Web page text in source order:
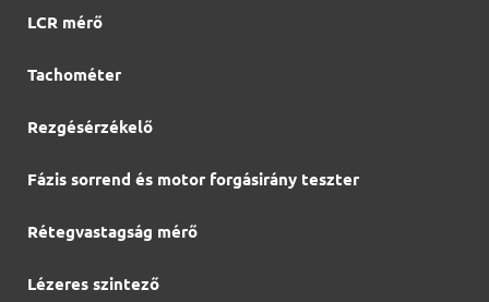
LCR mérő
Tachométer
Rezgésérzékelő
Fázis sorrend és motor forgásirány teszter
Rétegvastagság mérő
Lézeres szintező